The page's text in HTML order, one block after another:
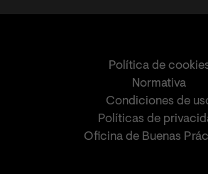
Política de
Normativa
Condiciones de
Políticas de
Oficina de Buenas